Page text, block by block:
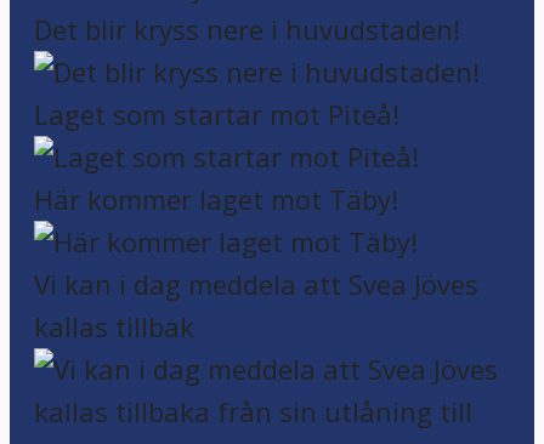
Det blir kryss nere i huvudstaden!
Laget som startar mot Piteå!
Här kommer laget mot Täby!
Vi kan i dag meddela att Svea Jöves
kallas tillbak